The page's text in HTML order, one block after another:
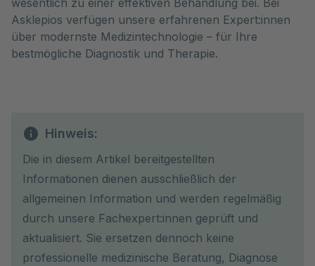
wesentlich zu einer effektiven Behandlung bei. Bei
Asklepios verfügen unsere erfahrenen Expert:innen
über modernste Medizintechnologie – für Ihre
bestmögliche Diagnostik und Therapie.
Hinweis:
Die in diesem Artikel bereitgestellten
Informationen dienen ausschließlich der
allgemeinen Information und werden regelmäßig
durch unsere Fachexpert:innen geprüft und
aktualisiert. Sie ersetzen dennoch keine
professionelle medizinische Beratung, Diagnose